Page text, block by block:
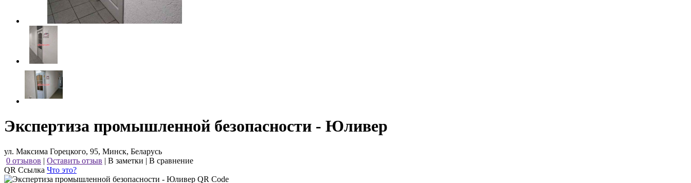
Экспертиза промышленной безопасности - Юливер
ул. Максима Горецкого, 95, Минск, Беларусь
0 отзывов | Оставить отзыв | В заметки | В сравнение
QR Ссылка Что это?